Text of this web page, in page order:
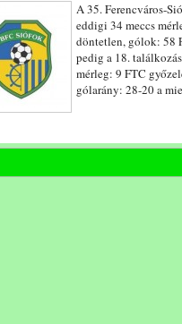
A 35. Ferencváros-
eddigi 34 meccs
döntetlen, gólok: 58
pedig a 18.
mérleg: 9 FTC
gólarány: 28-20 a